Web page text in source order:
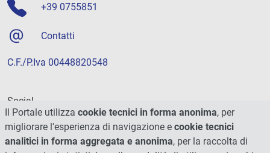
+39 0755851
Contatti
C.F./P.Iva 00448820548
Social
Il Portale utilizza cookie tecnici in forma anonima, per
migliorare l'esperienza di navigazione e cookie tecnici
analitici in forma aggregata e anonima, per la raccolta di